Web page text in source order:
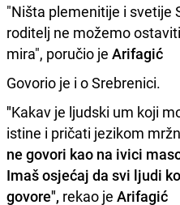
"Ništa plemenitije i svetije
roditelj ne možemo
mira", poručio je Arifagić
Govorio je i o Srebrenici.
"Kakav je ljudski um koji
istine i pričati jezikom
ne govori kao na ivici
Imaš osjećaj da svi ljudi
govore", rekao je Arifagić